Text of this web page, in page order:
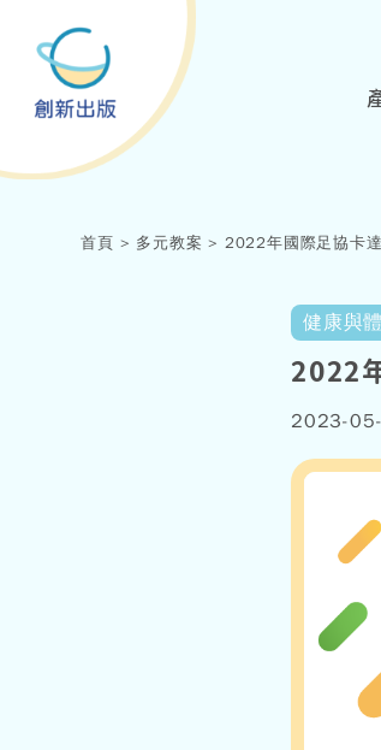
首頁 多元教案 2022年國際足協卡
健康與
2022
2023-